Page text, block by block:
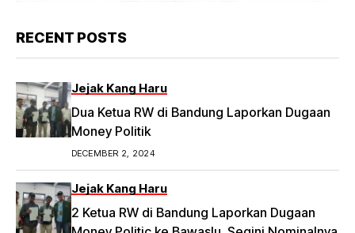
RECENT POSTS
Jejak Kang Haru
Dua Ketua RW di Bandung Laporkan Dugaan
Money Politik
DECEMBER 2, 2024
Jejak Kang Haru
2 Ketua RW di Bandung Laporkan Dugaan